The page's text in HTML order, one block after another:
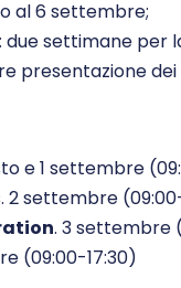
al 6 settembre;
due settimane
presentazione
e 1 settembre
2 settembre
. 3 settembre
(09:00-17:30)